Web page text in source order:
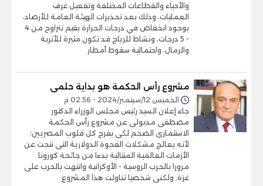
والأحياء والقطاعات المختلفة وتفعيل غرف
العمليات، وذلك بعد تحذيرات الهيئة العامة للأرصاد،
بوجود انخفاض في درجات الحرارة بقيم تتراوح من 4
- 5 درجات، ونشاط للرياح قد تكون مثيرة للأتربة
والرمال، واحتمالية سقوط أمطار
مشروع رأس الحكمة هو بداية حلمى
الخميس 12/سبتمبر/2024 - 02:56 م
جاء إعلان السيد رئيس مجلس الوزراء الدكتور
مصطفى مدبولى عن مشروع رأس الحكمة
الاستثمارى الضخم لكى يفرح كل قلوب المصريين؛
لأنه يعالج مشكلات الفجوة الدولارية التى نتجت عن
الأزمات العالمية المتتالية بدءا من جائحة كورونا
مرورا بالحرب الروسية - الأوكرانية وانتهت بالحرب على
غزة. ولكنى شخصيا تناولت هذا المشروع